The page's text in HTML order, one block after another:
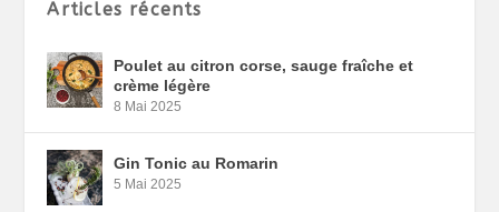
Articles récents
Poulet au citron corse, sauge fraîche et
crème légère
8 Mai 2025
Gin Tonic au Romarin
5 Mai 2025